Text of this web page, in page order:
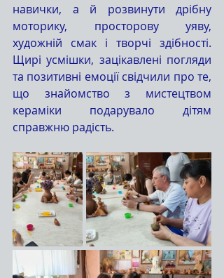
навички, а й розвинути дрібну
моторику, просторову уяву,
художній смак і творчі здібності.
Щирі усмішки, зацікавлені погляди
та позитивні емоції свідчили про те,
що знайомство з мистецтвом
кераміки подарувало дітям
справжню радість.